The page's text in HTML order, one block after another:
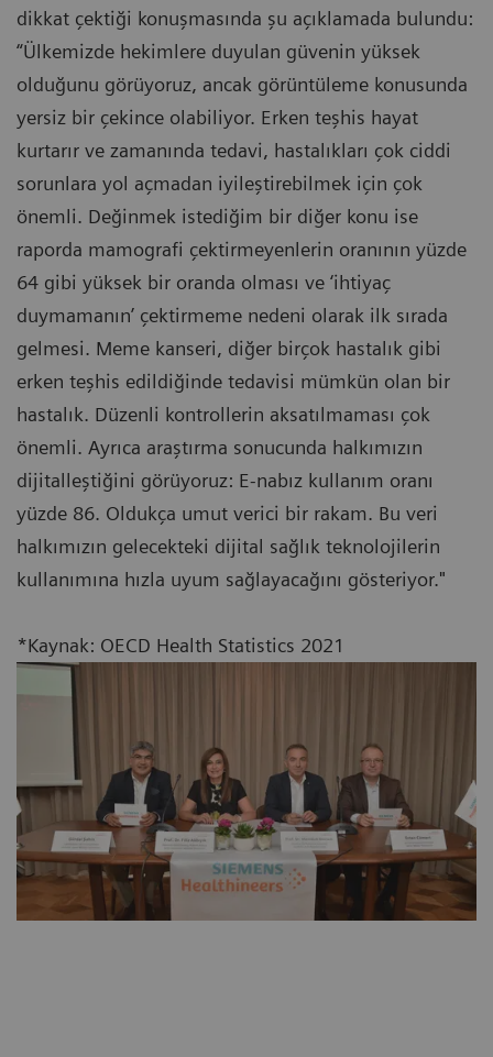
dikkat çektiği konuşmasında şu açıklamada bulundu:
“Ülkemizde hekimlere duyulan güvenin yüksek
olduğunu görüyoruz, ancak görüntüleme konusunda
yersiz bir çekince olabiliyor. Erken teşhis hayat
kurtarır ve zamanında tedavi, hastalıkları çok ciddi
sorunlara yol açmadan iyileştirebilmek için çok
önemli. Değinmek istediğim bir diğer konu ise
raporda mamografi çektirmeyenlerin oranının yüzde
64 gibi yüksek bir oranda olması ve ‘ihtiyaç
duymamanın’ çektirmeme nedeni olarak ilk sırada
gelmesi. Meme kanseri, diğer birçok hastalık gibi
erken teşhis edildiğinde tedavisi mümkün olan bir
hastalık. Düzenli kontrollerin aksatılmaması çok
önemli. Ayrıca araştırma sonucunda halkımızın
dijitalleştiğini görüyoruz: E-nabız kullanım oranı
yüzde 86. Oldukça umut verici bir rakam. Bu veri
halkımızın gelecekteki dijital sağlık teknolojilerin
kullanımına hızla uyum sağlayacağını gösteriyor."
*Kaynak: OECD Health Statistics 2021